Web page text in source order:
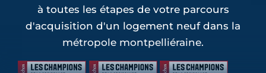
à toutes les étapes de votre parcours
d'acquisition d'un logement neuf dans la
métropole montpelliéraine.